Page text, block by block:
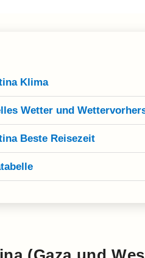
Klima
Wetter und
Beste Reisezeit